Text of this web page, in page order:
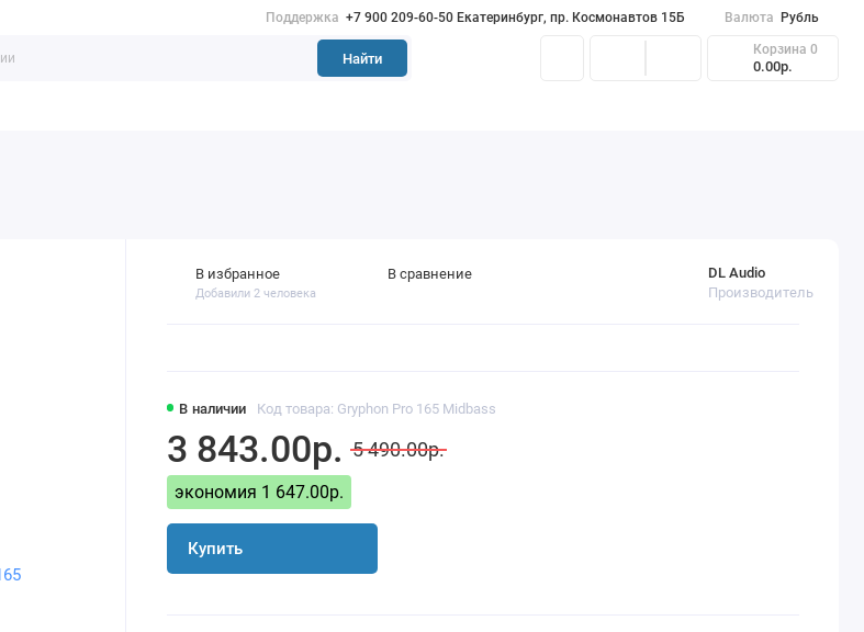
Поддержка +7 900 209-60-50 Екатеринбург, пр. Космонавтов 15Б Валюта Рубль
Найти
Корзина 0
0.00р.
В наличии Код товара: Gryphon Pro 165 Midbass
DL Audio
Производитель
3 843.00р. 5 490.00р.
экономия 1 647.00р.
Купить
В избранное
Добавили 2 человека
В сравнение